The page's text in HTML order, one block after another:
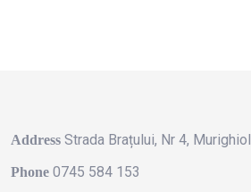
Address Strada Brațului, Nr 4,
Phone 0745 584 153